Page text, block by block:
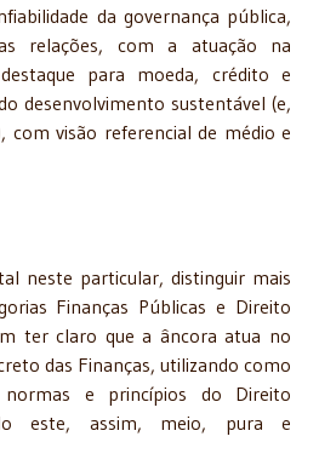
da governança pública,
relações, com a atuação na
para moeda, crédito e
desenvolvimento sustentável (e,
com visão referencial de médio e
particular, distinguir mais
Finanças Públicas e Direito
ter claro que a âncora atua no
das Finanças, utilizando como
e princípios do Direito
este, assim, meio, pura e